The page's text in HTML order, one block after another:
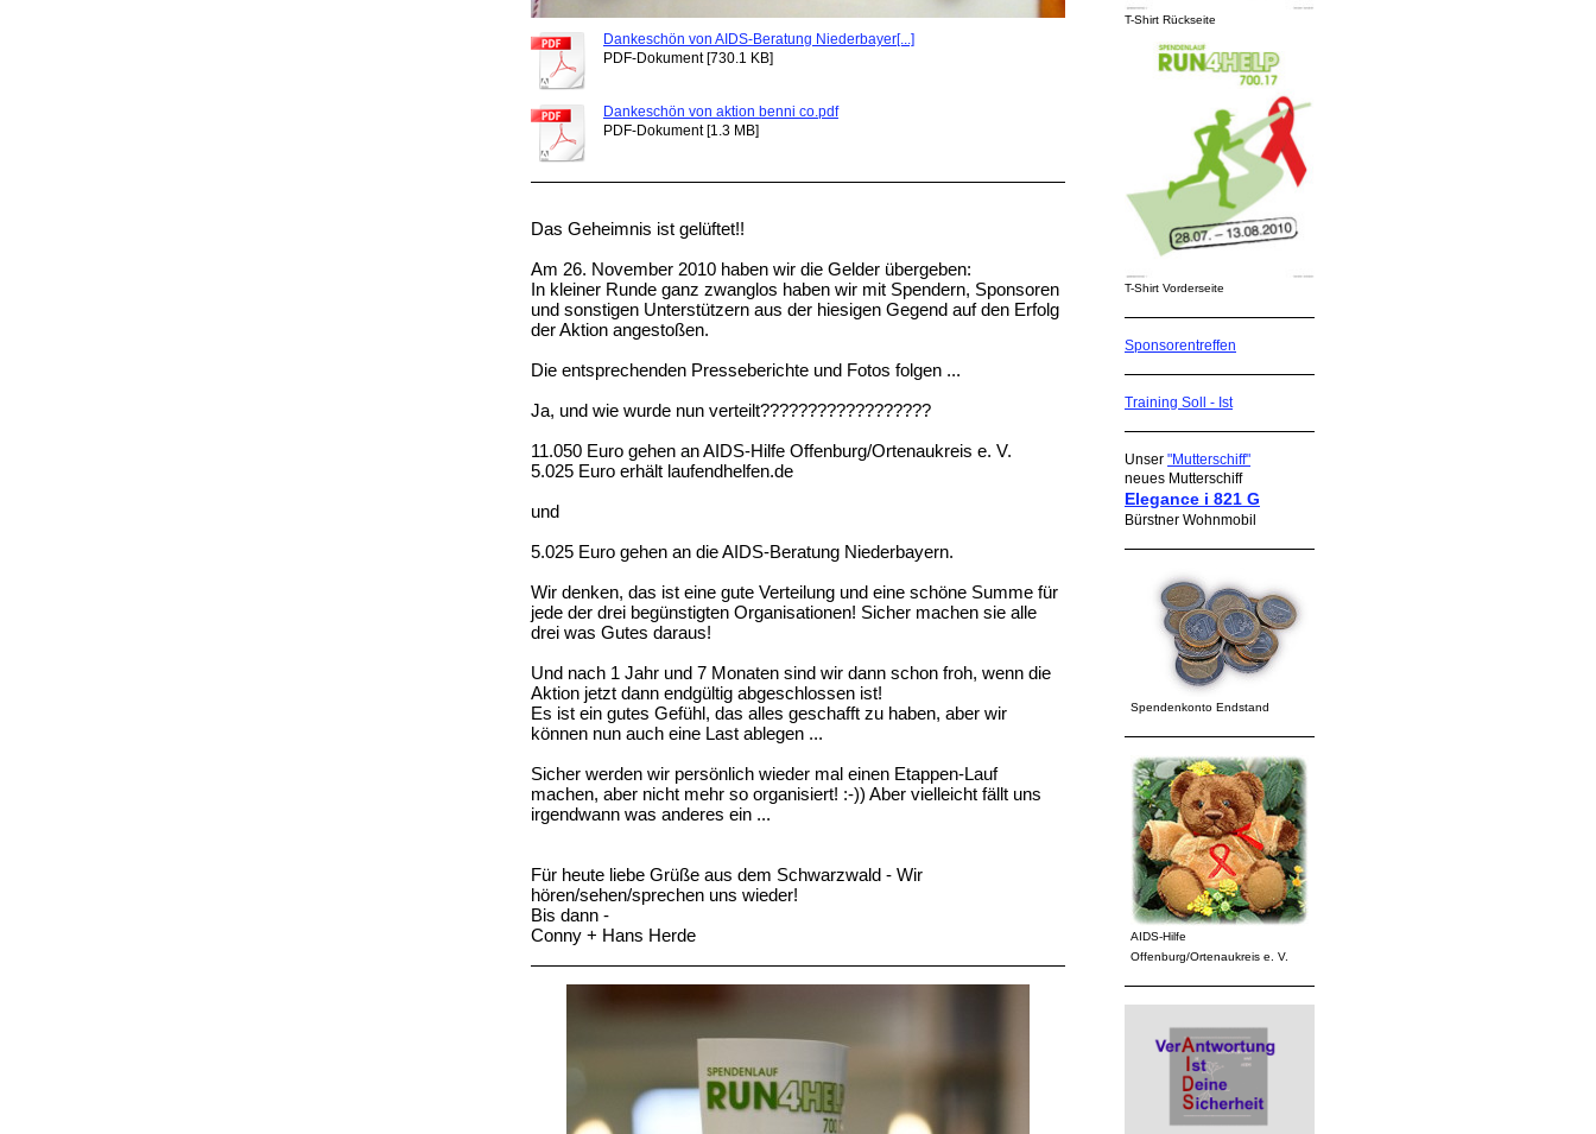
Dankeschön von AIDS-Beratung Niederbayer[...]
PDF-Dokument [730.1 KB]
Dankeschön von aktion benni co.pdf
PDF-Dokument [1.3 MB]
Das Geheimnis ist gelüftet!!
Am 26. November 2010 haben wir die Gelder übergeben:
In kleiner Runde ganz zwanglos haben wir mit Spendern, Sponsoren
und sonstigen Unterstützern aus der hiesigen Gegend auf den Erfolg
der Aktion angestoßen.
Die entsprechenden Presseberichte und Fotos folgen ...
Ja, und wie wurde nun verteilt??????????????????
11.050 Euro gehen an AIDS-Hilfe Offenburg/Ortenaukreis e. V.
5.025 Euro erhält laufendhelfen.de
und
5.025 Euro gehen an die AIDS-Beratung Niederbayern.
Wir denken, das ist eine gute Verteilung und eine schöne Summe für
jede der drei begünstigten Organisationen! Sicher machen sie alle
drei was Gutes daraus!
Und nach 1 Jahr und 7 Monaten sind wir dann schon froh, wenn die
Aktion jetzt dann endgültig abgeschlossen ist!
Es ist ein gutes Gefühl, das alles geschafft zu haben, aber wir
können nun auch eine Last ablegen ...
Sicher werden wir persönlich wieder mal einen Etappen-Lauf
machen, aber nicht mehr so organisiert! :-)) Aber vielleicht fällt uns
irgendwann was anderes ein ...
Für heute liebe Grüße aus dem Schwarzwald - Wir
hören/sehen/sprechen uns wieder!
Bis dann -
Conny + Hans Herde
T-Shirt Rückseite
T-Shirt Vorderseite
Sponsorentreffen
Training Soll - Ist
Unser "Mutterschiff"
neues Mutterschiff
Elegance i 821 G
Bürstner Wohnmobil
Spendenkonto Endstand
AIDS-Hilfe
Offenburg/Ortenaukreis e. V.